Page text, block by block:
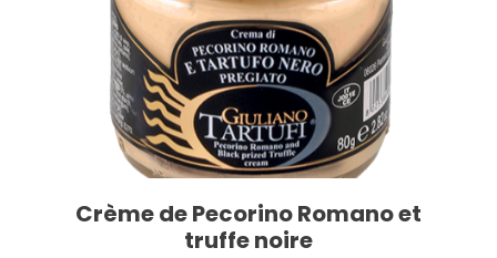
Crème de Pecorino Romano et
truffe noire